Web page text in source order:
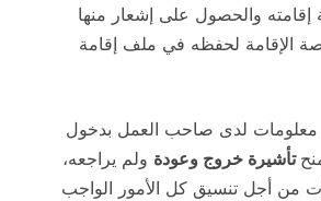
والحصول على إشعار منها
الإقامة لحفظه في ملف إقامة
معلومات لدى صاحب العمل بدخول
تأشيرة خروج وعودة ولم يراجعه،
من أجل تنسيق كل الأمور الواجب